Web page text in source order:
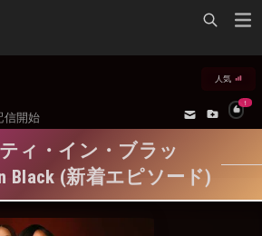
Netflix新着作品
オールジャンル
海外ドラマ・シリーズ
配信終了予定の作品
海外ドラマ・ラインナップ
人気
信開始
1
ィ・イン・ブラッ
Black (新着エピソード)